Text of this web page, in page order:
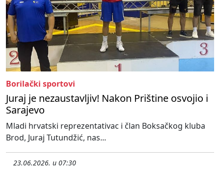
Borilački sportovi
Juraj je nezaustavljiv! Nakon Prištine osvojio i
Sarajevo
Mladi hrvatski reprezentativac i član Boksačkog kluba
Brod, Juraj Tutundžić, nas...
23.06.2026. u 07:30